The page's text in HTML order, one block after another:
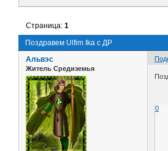
Поздравем Ulfim Ika с ДР
Страница:1
Альвэс
Житель Средиземья
0